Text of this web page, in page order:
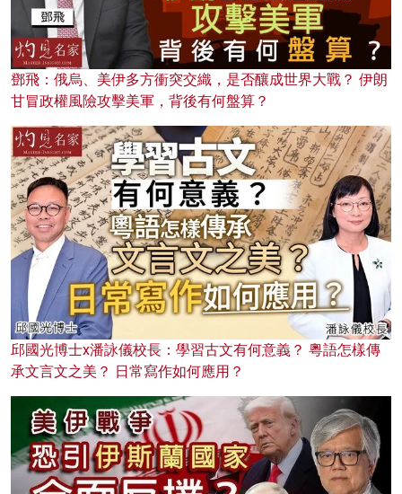
鄧飛：俄烏、美伊多方衝突交織，是否釀成世界大戰？ 伊朗
甘冒政權風險攻擊美軍，背後有何盤算？
邱國光博士x潘詠儀校長：學習古文有何意義？ 粵語怎樣傳
承文言文之美？ 日常寫作如何應用？